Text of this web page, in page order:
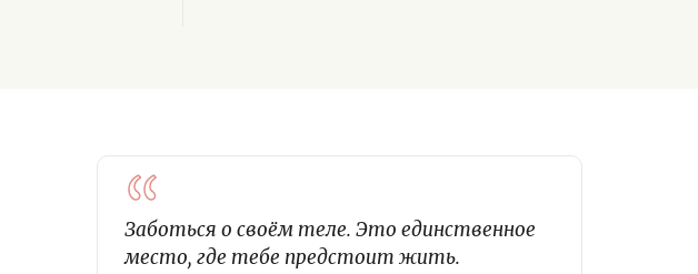
“
Заботься о своём теле. Это единственное
место, где тебе предстоит жить.